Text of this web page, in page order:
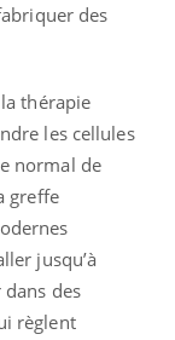
des
thérapie
les cellules
normal de
greffe
jusqu’à
des
règlent